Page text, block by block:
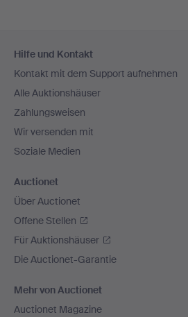
Navigation
Hilfe und Kontakt
Kontakt mit dem Support aufnehmen
Alle Auktionshäuser
Zahlungsweisen
Wir versenden mit
Soziale Medien
Auctionet
Über Auctionet
Offene Stellen
Für Auktionshäuser
Die Auctionet-Garantie
Mehr von Auctionet
Auctionet Magazine